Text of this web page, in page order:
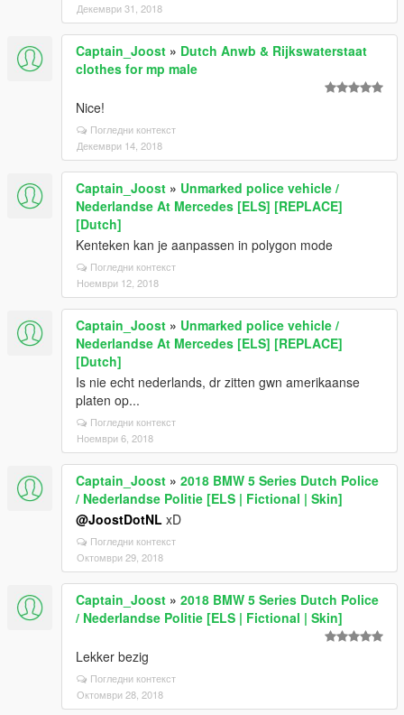
Декември 31, 2018
Captain_Joost » Dutch Anwb & Rijkswaterstaat
clothes for mp male
Nice!
Погледни контекст
Декември 14, 2018
Captain_Joost » Unmarked police vehicle /
Nederlandse At Mercedes [ELS] [REPLACE]
[Dutch]
Kenteken kan je aanpassen in polygon mode
Погледни контекст
Ноември 12, 2018
Captain_Joost » Unmarked police vehicle /
Nederlandse At Mercedes [ELS] [REPLACE]
[Dutch]
Is nie echt nederlands, dr zitten gwn amerikaanse
platen op...
Погледни контекст
Ноември 6, 2018
Captain_Joost » 2018 BMW 5 Series Dutch Police
/ Nederlandse Politie [ELS | Fictional | Skin]
@JoostDotNL xD
Погледни контекст
Октомври 29, 2018
Captain_Joost » 2018 BMW 5 Series Dutch Police
/ Nederlandse Politie [ELS | Fictional | Skin]
Lekker bezig
Погледни контекст
Октомври 28, 2018